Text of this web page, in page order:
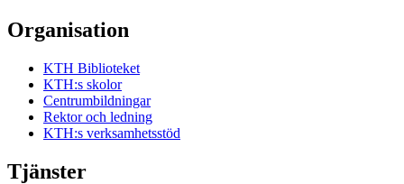
Organisation
KTH Biblioteket
KTH:s skolor
Centrumbildningar
Rektor och ledning
KTH:s verksamhetsstöd
Tjänster